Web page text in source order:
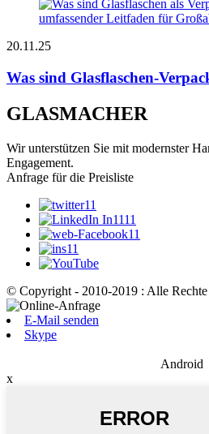
20.11.25
Was sind Glasflaschen-
GLASMACHER
Wir unterstützen Sie mit modernster
Engagement.
Anfrage für die Preisliste
© Copyright - 2010-2019 : Alle Rechte
E-Mail senden
Skype
Android
x